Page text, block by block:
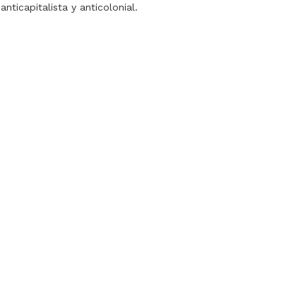
anticapitalista y anticolonial.